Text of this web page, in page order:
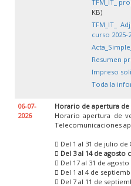
TFM_IT_
KB)
TFM_IT_
curso 2025-
Resumen
Impreso
Toda la
06-07-
2026
Horario de apertura
Horario apertura de
Telecomunicaciones
 Del 1 al 31 de julio de
 Del 3 al 14 de agosto
 Del 17 al 31 de
 Del 1 al 4 de
 Del 7 al 11 de